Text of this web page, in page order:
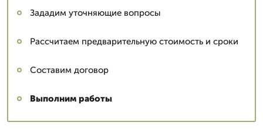
Зададим уточняющие вопросы
Рассчитаем предварительную стоимость и сроки
Составим договор
Выполним работы